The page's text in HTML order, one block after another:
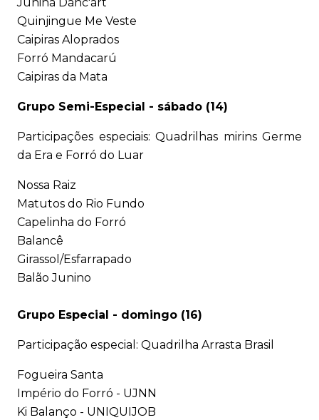
Junina Danc'art
Quinjingue Me Veste
Caipiras Aloprados
Forró Mandacarú
Caipiras da Mata
Grupo Semi-Especial - sábado (14)
Participações especiais: Quadrilhas mirins Germe
da Era e Forró do Luar
Nossa Raiz
Matutos do Rio Fundo
Capelinha do Forró
Balancê
Girassol/Esfarrapado
Balão Junino
Grupo Especial - domingo (16)
Participação especial: Quadrilha Arrasta Brasil
Fogueira Santa
Império do Forró - UJNN
Ki Balanço - UNIQUIJOB